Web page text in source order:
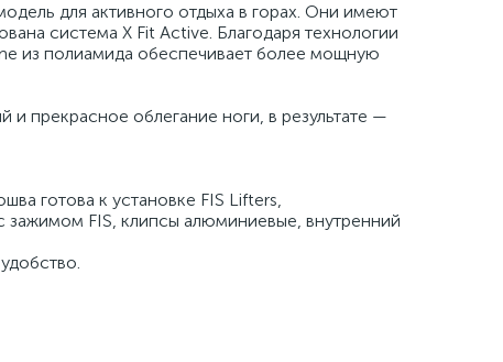
для активного отдыха в горах. Они имеют
система X Fit Active. Благодаря технологии
из полиамида обеспечивает более мощную
и прекрасное облегание ноги, в результате —
готова к установке FIS Lifters,
зажимом FIS, клипсы алюминиевые, внутренний